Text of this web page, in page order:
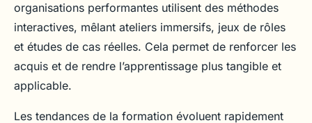
organisations performantes utilisent des méthodes
interactives, mêlant ateliers immersifs, jeux de rôles
et études de cas réelles. Cela permet de renforcer les
acquis et de rendre l’apprentissage plus tangible et
applicable.
Les tendances de la formation évoluent rapidement